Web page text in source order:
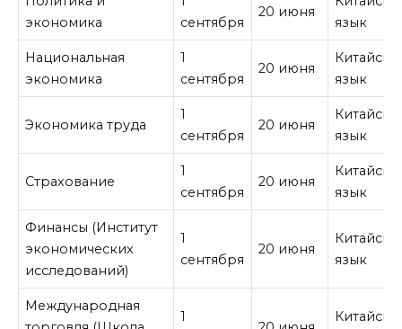
экономика
сентября
20 июня
язык
Национальная
экономика
1
сентября
20 июня
язык
Экономика труда
1
сентября
20 июня
язык
Страхование
1
сентября
20 июня
язык
Финансы (Институт
экономических
исследований)
1
сентября
20 июня
язык
Международная
1